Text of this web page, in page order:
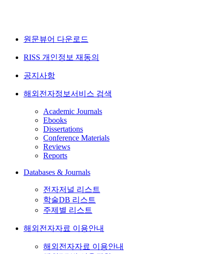
원문뷰어 다운로드
RISS 개인정보 재동의
공지사항
해외전자정보서비스 검색
Academic Journals
Ebooks
Dissertations
Conference Materials
Reviews
Reports
Databases & Journals
전자저널 리스트
학술DB 리스트
주제별 리스트
해외전자자료 이용안내
해외전자자료 이용안내